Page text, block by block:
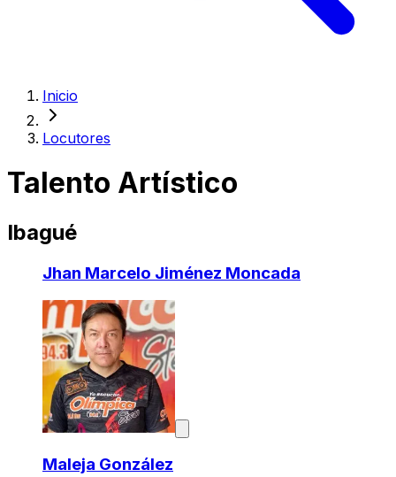
Inicio
Locutores
Talento Artístico
Ibagué
Jhan Marcelo Jiménez Moncada
Maleja González